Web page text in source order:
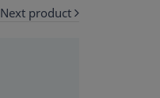
Next product